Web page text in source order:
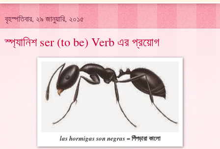
বৃহস্পতিবার, ২৯ জানুয়ারি, ২০১৫
স্প্যানিশ ser (to be) Verb এর প্রয়োগ
las hormigas son negras =পিঁপড়ারা কালো